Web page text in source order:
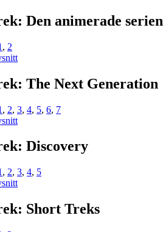
Den animerade serien
, 2
The Next Generation
, 2, 3, 4, 5, 6, 7
Discovery
, 2, 3, 4, 5
Short Treks